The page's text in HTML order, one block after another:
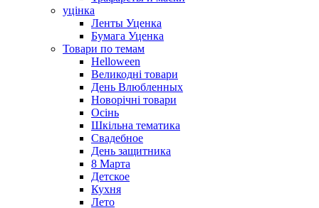
уцінка
Ленты Уценка
Бумага Уценка
Товари по темам
Helloween
Великодні товари
День Влюбленных
Новорічні товари
Осінь
Шкільна тематика
Свадебное
День защитника
8 Марта
Детское
Кухня
Лето